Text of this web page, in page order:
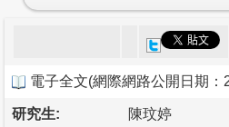
電子全文(網際網路公開日期：
研究生: 陳玟婷